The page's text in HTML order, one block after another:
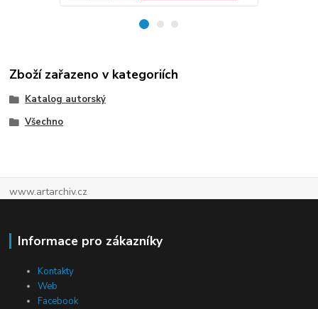
Zboží zařazeno v kategoriích
Katalog autorský
Všechno
www.artarchiv.cz
Informace pro zákazníky
Kontakty
Web
Facebook